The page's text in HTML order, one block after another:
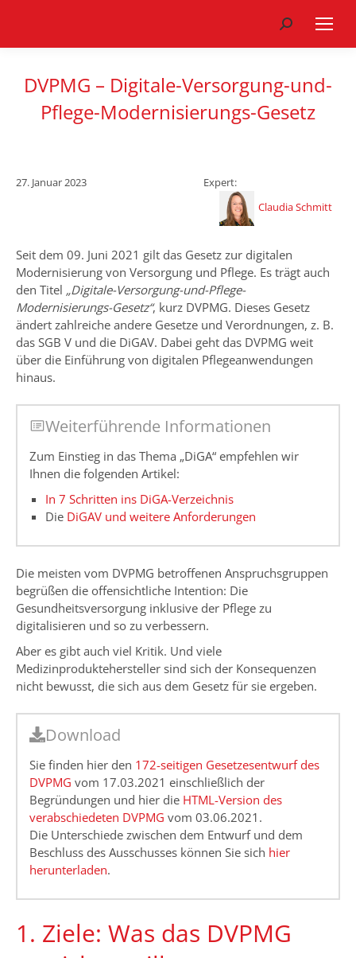
Search:
DVPMG – Digitale-Versorgung-und-
Pflege-Modernisierungs-Gesetz
27. Januar 2023
Expert:
Claudia Schmitt
Seit dem 09. Juni 2021 gilt das Gesetz zur digitalen
Modernisierung von Versorgung und Pflege. Es trägt auch
den Titel „Digitale-Versorgung-und-Pflege-
Modernisierungs-Gesetz“, kurz DVPMG. Dieses Gesetz
ändert zahlreiche andere Gesetze und Verordnungen, z. B.
das SGB V und die DiGAV. Dabei geht das DVPMG weit
über die Einführung von digitalen Pflegeanwendungen
hinaus.
Weiterführende Informationen
Zum Einstieg in das Thema „DiGA“ empfehlen wir
Ihnen die folgenden Artikel:
In 7 Schritten ins DiGA-Verzeichnis
Die DiGAV und weitere Anforderungen
Die meisten vom DVPMG betroffenen Anspruchsgruppen
begrüßen die offensichtliche Intention: Die
Gesundheitsversorgung inklusive der Pflege zu
digitalisieren und so zu verbessern.
Aber es gibt auch viel Kritik. Und viele
Medizinproduktehersteller sind sich der Konsequenzen
nicht bewusst, die sich aus dem Gesetz für sie ergeben.
Download
Sie finden hier den 172-seitigen Gesetzesentwurf des
DVPMG vom 17.03.2021 einschließlich der
Begründungen und hier die HTML-Version des
verabschiedeten DVPMG vom 03.06.2021.
Die Unterschiede zwischen dem Entwurf und dem
Beschluss des Ausschusses können Sie sich hier
herunterladen.
1. Ziele: Was das DVPMG